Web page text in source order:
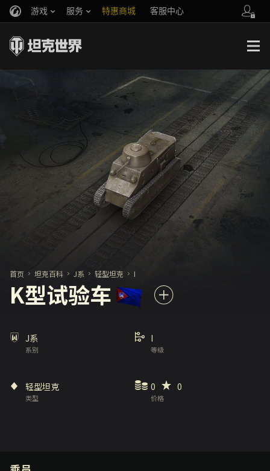
游戏 服务 特惠商城 客服中心
你好，吾久
万圣节
《以战止战》
官方自媒体
首页 坦克百科 J系 轻型坦克 I
K型试验车
系别
J系
等级
I
类型
轻型坦克
价格
0 0